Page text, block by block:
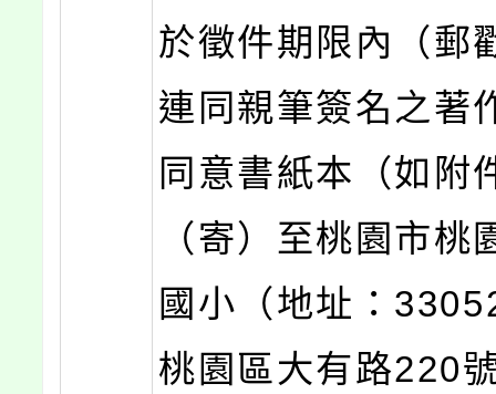
於徵件期限內（郵
連同親筆簽名之著
同意書紙本（如附
（寄）至桃園市桃
國小（地址：
桃園區大有路220